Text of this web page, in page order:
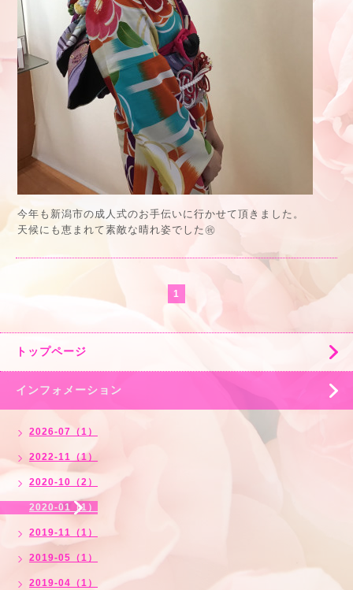
今年も新潟市の成人式のお手伝いに行かせて頂きました。
天候にも恵まれて素敵な晴れ姿でした㊗️
1
トップページ
インフォメーション
2026-07（1）
2022-11（1）
2020-10（2）
2020-01（1）
2019-11（1）
2019-05（1）
2019-04（1）